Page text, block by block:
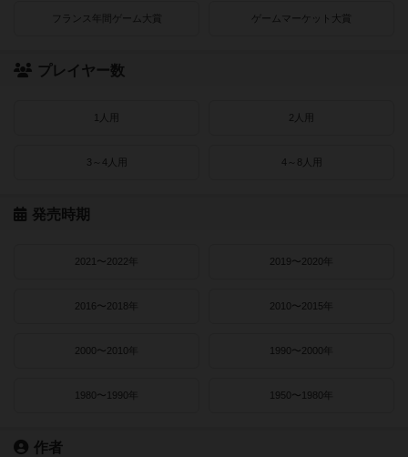
フランス年間ゲーム大賞 ゲームマーケット大賞
プレイヤー数
1人用 2人用
3～4人用 4～8人用
発売時期
2021〜2022年 2019〜2020年
2016〜2018年 2010〜2015年
2000〜2010年 1990〜2000年
1980〜1990年 1950〜1980年
作者